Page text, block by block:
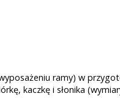
ramy) w
kaczkę i słonika